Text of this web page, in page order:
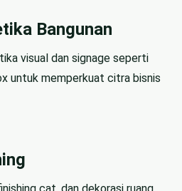
Bangunan
visual dan signage seperti
untuk memperkuat citra bisnis